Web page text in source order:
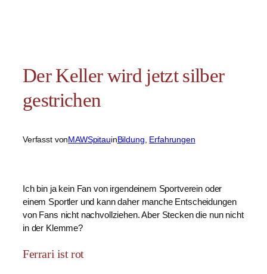
Der Keller wird jetzt silber
gestrichen
Verfasst vonMAWSpitauinBildung, Erfahrungen
Ich bin ja kein Fan von irgendeinem Sportverein oder
einem Sportler und kann daher manche Entscheidungen
von Fans nicht nachvollziehen. Aber Stecken die nun nicht
in der Klemme?
Ferrari ist rot